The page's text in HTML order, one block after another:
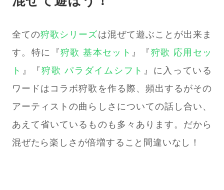
全ての狩歌シリーズは混ぜて遊ぶことが出来ま
す。特に『狩歌 基本セット 』『狩歌 応用セッ
ト 』『狩歌 パラダイムシフト 』に入っている
ワードはコラボ狩歌を作る際、頻出するがその
アーティストの曲らしさについての話し合い、
あえて省いているものも多々あります。だから
混ぜたら楽しさが倍増すること間違いなし！